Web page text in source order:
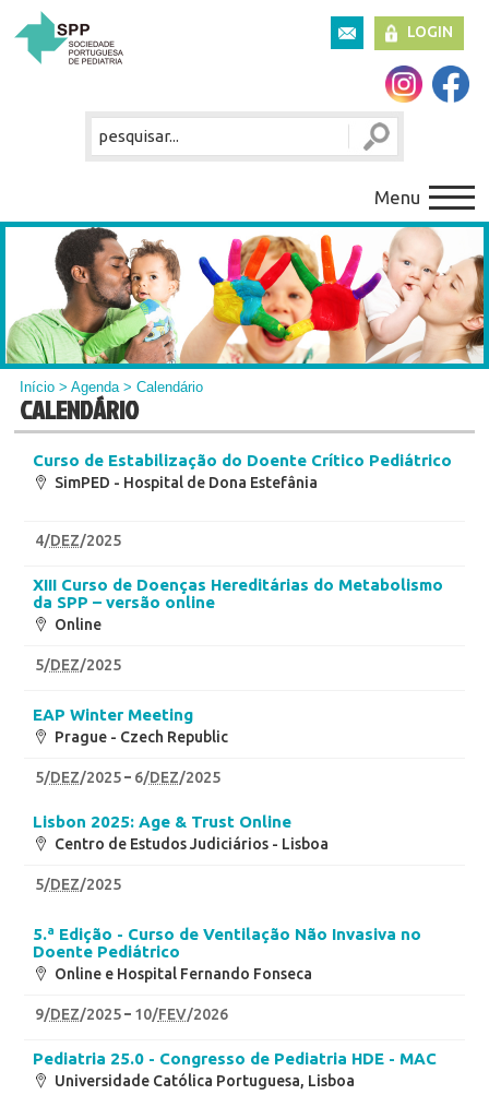
LOGIN
Menu
Início >Agenda> Calendário
CALENDÁRIO
Curso de Estabilização do Doente Crítico Pediátrico
SimPED - Hospital de Dona Estefânia
4/DEZ/2025
XIII Curso de Doenças Hereditárias do Metabolismo
da SPP – versão online
Online
5/DEZ/2025
EAP Winter Meeting
Prague - Czech Republic
5/DEZ/2025 6/DEZ/2025
Lisbon 2025: Age & Trust Online
Centro de Estudos Judiciários - Lisboa
5/DEZ/2025
5.ª Edição - Curso de Ventilação Não Invasiva no
Doente Pediátrico
Online e Hospital Fernando Fonseca
9/DEZ/2025 10/FEV/2026
Pediatria 25.0 - Congresso de Pediatria HDE - MAC
Universidade Católica Portuguesa, Lisboa